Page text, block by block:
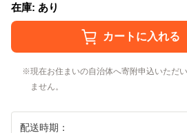
在庫: あり
現在お住まいの自治体へ寄附申込いただ
ません。
配送時期：